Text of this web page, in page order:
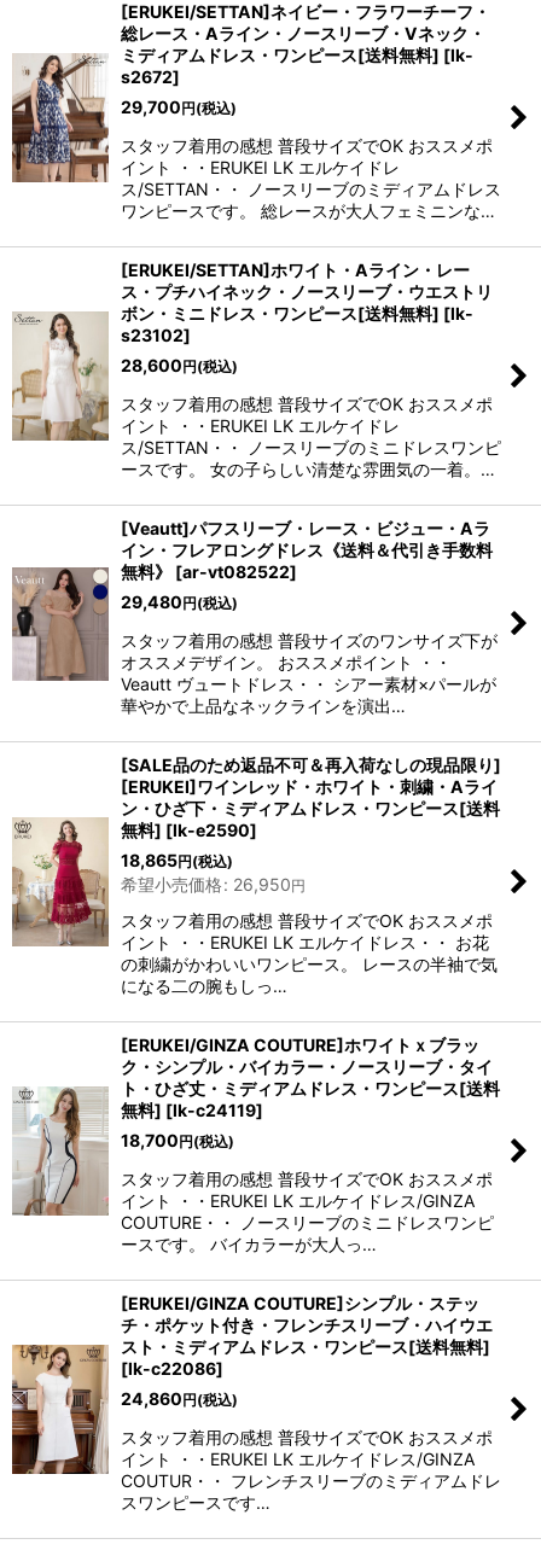
[ERUKEI/SETTAN]ネイビー・フラワーチーフ・
総レース・Aライン・ノースリーブ・Vネック・
ミディアムドレス・ワンピース[送料無料] [lk-
s2672]
29,700円(税込)
スタッフ着用の感想 普段サイズでOK おススメポ
イント ・・ERUKEI LK エルケイドレ
ス/SETTAN・・ ノースリーブのミディアムドレス
ワンピースです。 総レースが大人フェミニンな…
[ERUKEI/SETTAN]ホワイト・Aライン・レー
ス・プチハイネック・ノースリーブ・ウエストリ
ボン・ミニドレス・ワンピース[送料無料] [lk-
s23102]
28,600円(税込)
スタッフ着用の感想 普段サイズでOK おススメポ
イント ・・ERUKEI LK エルケイドレ
ス/SETTAN・・ ノースリーブのミニドレスワンピ
ースです。 女の子らしい清楚な雰囲気の一着。…
[Veautt]パフスリーブ・レース・ビジュー・Aラ
イン・フレアロングドレス《送料＆代引き手数料
無料》
[ar-vt082522]
29,480円(税込)
スタッフ着用の感想 普段サイズのワンサイズ下が
オススメデザイン。 おススメポイント ・・
Veautt ヴュートドレス・・ シアー素材×パールが
華やかで上品なネックラインを演出…
[SALE品のため返品不可＆再入荷なしの現品限り]
[ERUKEI]ワインレッド・ホワイト・刺繍・Aライ
ン・ひざ下・ミディアムドレス・ワンピース[送料
無料] [lk-e2590]
18,865円(税込)
希望小売価格: 26,950円
スタッフ着用の感想 普段サイズでOK おススメポ
イント ・・ERUKEI LK エルケイドレス・・ お花
の刺繍がかわいいワンピース。 レースの半袖で気
になる二の腕もしっ…
[ERUKEI/GINZA COUTURE]ホワイトｘブラッ
ク・シンプル・バイカラー・ノースリーブ・タイ
ト・ひざ丈・ミディアムドレス・ワンピース[送料
無料] [lk-c24119]
18,700円(税込)
スタッフ着用の感想 普段サイズでOK おススメポ
イント ・・ERUKEI LK エルケイドレス/GINZA
COUTURE・・ ノースリーブのミニドレスワンピ
ースです。 バイカラーが大人っ…
[ERUKEI/GINZA COUTURE]シンプル・ステッ
チ・ポケット付き・フレンチスリーブ・ハイウエ
スト・ミディアムドレス・ワンピース[送料無料]
[lk-c22086]
24,860円(税込)
スタッフ着用の感想 普段サイズでOK おススメポ
イント ・・ERUKEI LK エルケイドレス/GINZA
COUTUR・・ フレンチスリーブのミディアムドレ
スワンピースです…